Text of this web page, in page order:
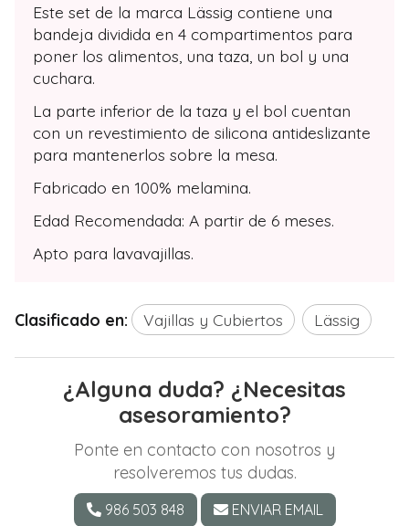
Este set de la marca Lässig contiene una
bandeja dividida en 4 compartimentos para
poner los alimentos, una taza, un bol y una
cuchara.
La parte inferior de la taza y el bol cuentan
con un revestimiento de silicona antideslizante
para mantenerlos sobre la mesa.
Fabricado en 100% melamina.
Edad Recomendada: A partir de 6 meses.
Apto para lavavajillas.
Clasificado en: Vajillas y Cubiertos Lässig
¿Alguna duda? ¿Necesitas
asesoramiento?
Ponte en contacto con nosotros y
resolveremos tus dudas.
986 503 848 ENVIAR EMAIL